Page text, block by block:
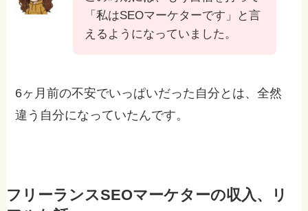
「私はSEOマーケターです」と言
えるようになっていました。
6ヶ月前の不安でいっぱいだった自分とは、全然
違う自分になっていたんです。
フリーランスSEOマーケターの収入、リ